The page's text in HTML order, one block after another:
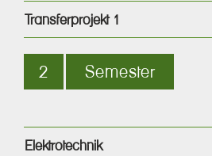
Transferprojekt 1
2 Semester
Elektrotechnik